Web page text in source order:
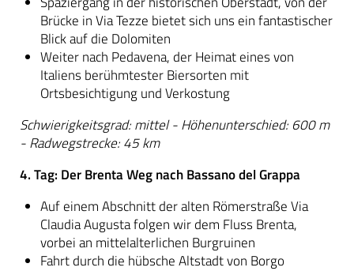
Brücke in Via Tezze bietet sich uns ein fantastischer
Blick auf die Dolomiten
Weiter nach Pedavena, der Heimat eines von
Italiens berühmtester Biersorten mit
Ortsbesichtigung und Verkostung
Schwierigkeitsgrad: mittel - Höhenunterschied: 600 m
- Radwegstrecke: 45 km
4. Tag: Der Brenta Weg nach Bassano del Grappa
Auf einem Abschnitt der alten Römerstraße Via
Claudia Augusta folgen wir dem Fluss Brenta,
vorbei an mittelalterlichen Burgruinen
Fahrt durch die hübsche Altstadt von Borgo